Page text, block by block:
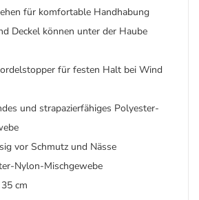
für komfortable Handhabung
Deckel können unter der Haube
für festen Halt bei Wind
und strapazierfähiges Polyester-
vor Schmutz und Nässe
Nylon-Mischgewebe
cm